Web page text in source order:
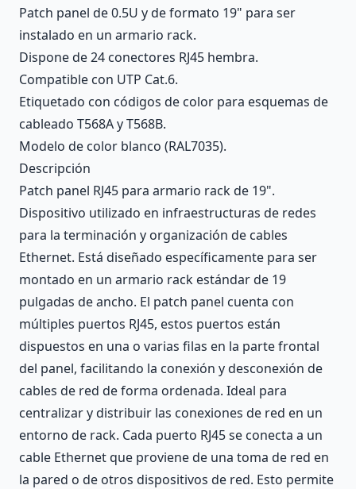
Patch panel de 0.5U y de formato 19" para ser
instalado en un armario rack.
Dispone de 24 conectores RJ45 hembra.
Compatible con UTP Cat.6.
Etiquetado con códigos de color para esquemas de
cableado T568A y T568B.
Modelo de color blanco (RAL7035).
Descripción
Patch panel RJ45 para armario rack de 19".
Dispositivo utilizado en infraestructuras de redes
para la terminación y organización de cables
Ethernet. Está diseñado específicamente para ser
montado en un armario rack estándar de 19
pulgadas de ancho. El patch panel cuenta con
múltiples puertos RJ45, estos puertos están
dispuestos en una o varias filas en la parte frontal
del panel, facilitando la conexión y desconexión de
cables de red de forma ordenada. Ideal para
centralizar y distribuir las conexiones de red en un
entorno de rack. Cada puerto RJ45 se conecta a un
cable Ethernet que proviene de una toma de red en
la pared o de otros dispositivos de red. Esto permite